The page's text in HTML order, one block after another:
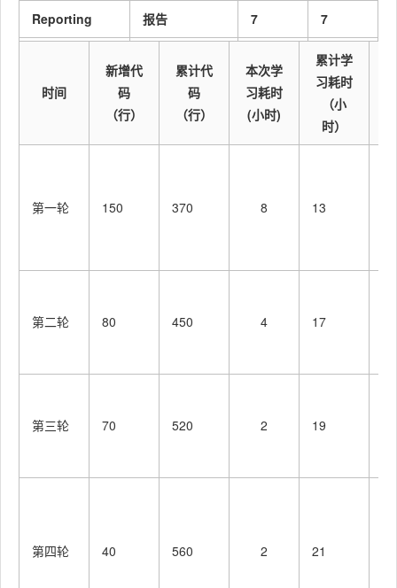
Reporting 报告 7 7
5
Size
计算工作量 2
Plan
时间
新增代
码
（行）
累计代
码
（行）
本次学
习耗时
(小时)
累计学
习耗时
（小
时）
第一轮 150 370 8 13
第二轮 80 450 4 17
第三轮 70 520 2 19
第四轮 40 560 2 21